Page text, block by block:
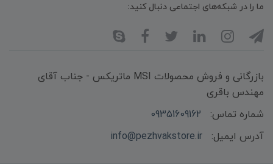
ما را در شبکه‌های اجتماعی دنبال کنید:
بازرگانی و فروش محصولات MSI ماتریکس - جناب آقای
مهندس باقری
شماره تماس:
09351609162
آدرس ایمیل:
info@pezhvakstore.ir